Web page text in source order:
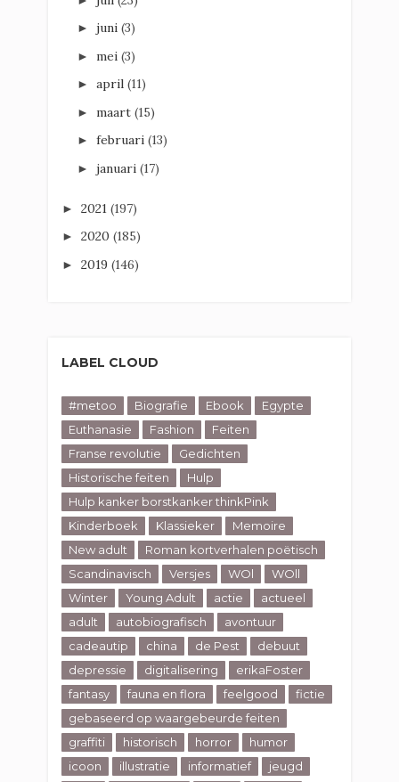
► juni (3)
► mei (3)
► april (11)
► maart (15)
► februari (13)
► januari (17)
► 2021 (197)
► 2020 (185)
► 2019 (146)
LABEL CLOUD
#metoo Biografie Ebook
Egypte
Euthanasie
Fashion
Feiten
Franse revolutie
Gedichten
Historische feiten
Hulp
Hulp kanker borstkanker thinkPink
Kinderboek
Klassieker
Memoire
New adult
Roman kortverhalen poëtisch
Scandinavisch
Versjes WOl
WOll
Winter
Young Adult actie
actueel
adult
autobiografisch
avontuur
cadeautip
china de Pest
debuut
depressie
digitalisering
erikaFoster
fantasy
fauna en flora feelgood
fictie
gebaseerd op waargebeurde feiten
graffiti
historisch horror
humor
icoon
illustratie informatief
jeugd